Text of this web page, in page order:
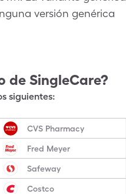
versión genérica
de SingleCare?
siguientes:
CVS Pharmacy
Fred Meyer
Safeway
Costco